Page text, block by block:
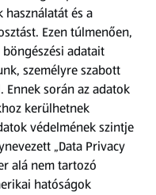
és a
Ezen túlmenően,
böngészési adatait
személyre szabott
Ennek során az adatok
kerülhetnek
védelmének szintje
„Data Privacy
alá nem tartozó
hatóságok